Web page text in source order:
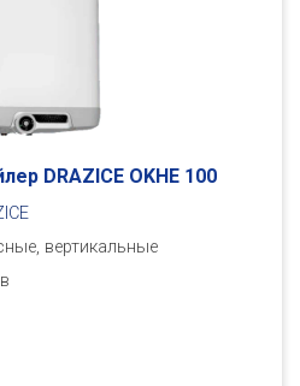
DRAZICE OKHE 100
вертикальные